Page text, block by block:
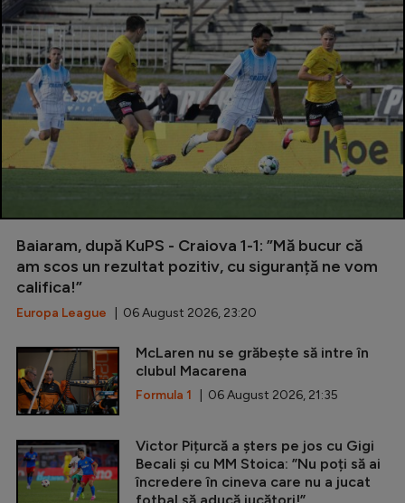
Baiaram, după KuPS - Craiova 1-1: ”Mă bucur că
am scos un rezultat pozitiv, cu siguranță ne vom
califica!”
Europa League | 06 August 2026, 23:20
McLaren nu se grăbește să intre în
clubul Macarena
Formula 1 | 06 August 2026, 21:35
Victor Pițurcă a șters pe jos cu Gigi
Becali și cu MM Stoica: ”Nu poți să ai
încredere în cineva care nu a jucat
fotbal să aducă jucători!”